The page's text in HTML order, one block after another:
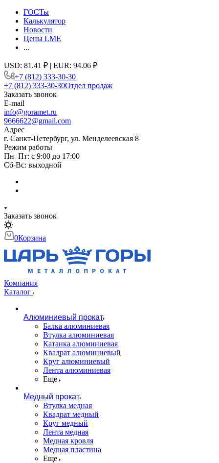
ГОСТы
Калькулятор
Новости
Цены LME
...
USD: 81.41 ₽ | EUR: 94.06 ₽
+7 (812) 333-30-30
+7 (812) 333-30-30Отдел продаж
Заказать звонок
E-mail
info@goramet.ru
9666622@gmail.com
Адрес
г. Санкт-Петербург, ул. Менделеевская 8
Режим работы
Пн–Пт: с 9:00 до 17:00
Сб-Вс: выходной
Заказать звонок
0Корзина
Компания
Каталог
Алюминиевый прокат
Балка алюминиевая
Втулка алюминиевая
Катанка алюминиевая
Квадрат алюминиевый
Круг алюминиевый
Лента алюминиевая
Еще
Медный прокат
Втулка медная
Квадрат медный
Круг медный
Лента медная
Медная кровля
Медная пластина
Еще